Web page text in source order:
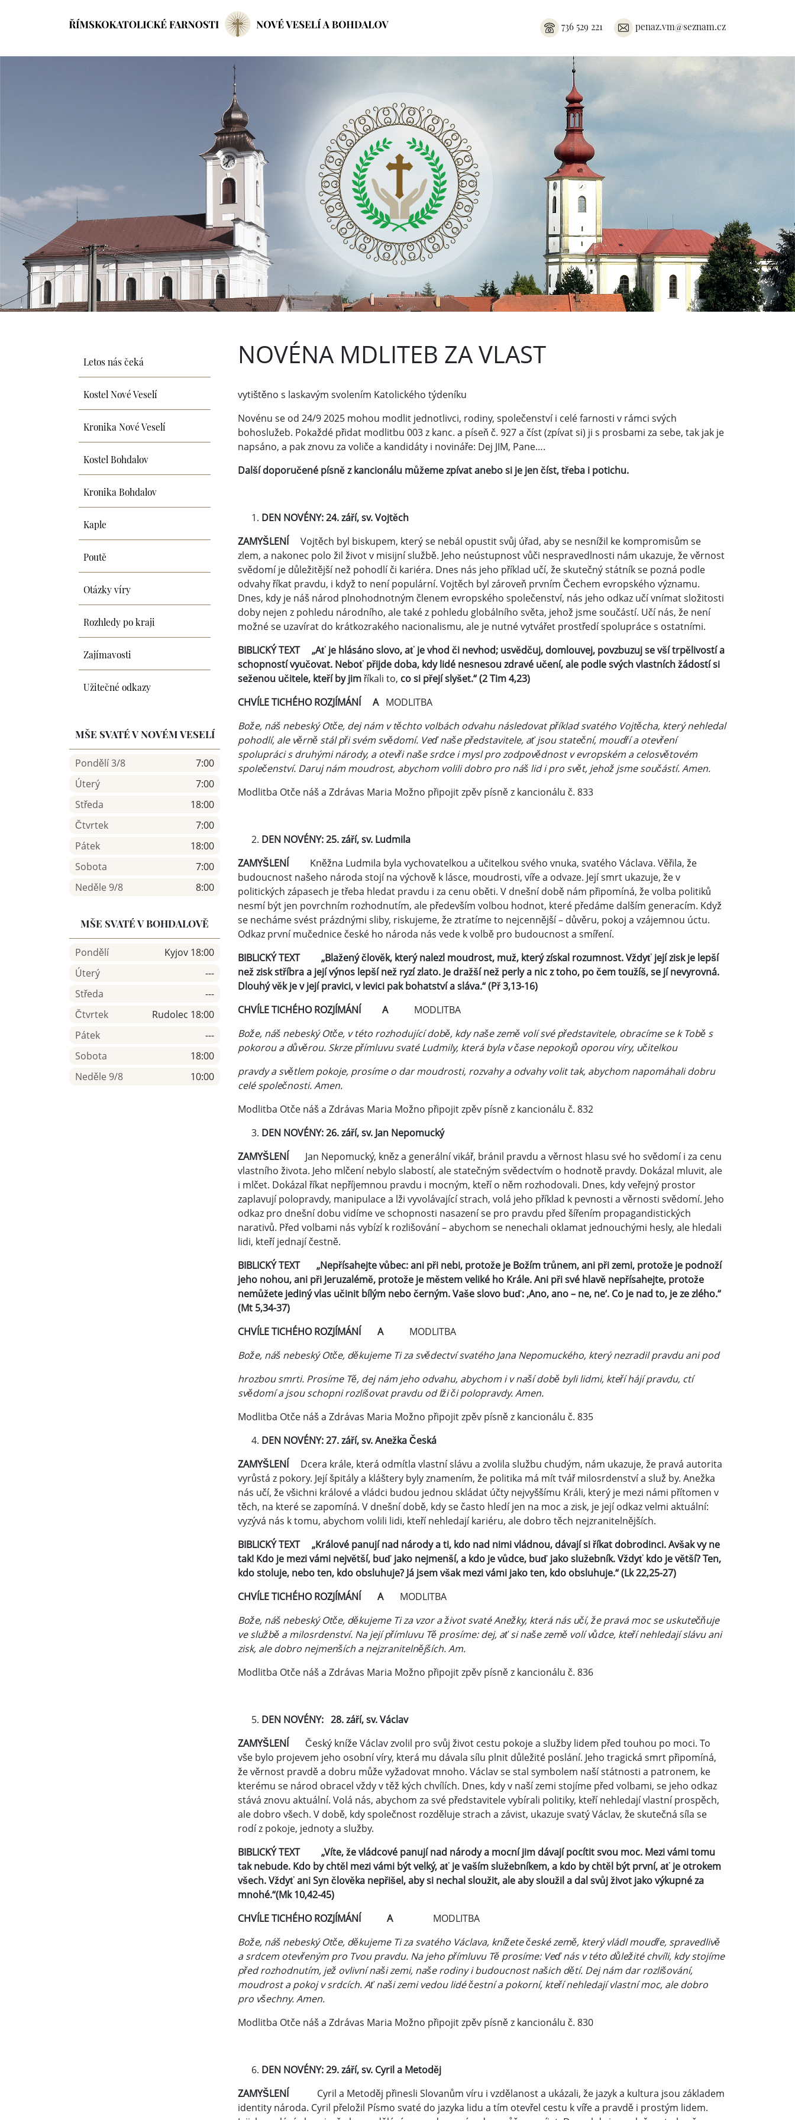
736 529 221 penaz.vm@seznam.cz
Letos nás čeká
Kostel Nové Veselí
Kronika Nové Veselí
Kostel Bohdalov
Kronika Bohdalov
Kaple
Poutě
Otázky víry
Rozhledy po kraji
Zajímavosti
Užitečné odkazy
MŠE SVATÉ V NOVÉM VESELÍ
Pondělí 3/8
7:00
Úterý
7:00
Středa
18:00
Čtvrtek
7:00
Pátek
18:00
Sobota
7:00
Neděle 9/8
8:00
MŠE SVATÉ V BOHDALOVĚ
Pondělí
Kyjov 18:00
Úterý
---
Středa
---
Čtvrtek
Rudolec 18:00
Pátek
---
Sobota
18:00
Neděle 9/8
10:00
NOVÉNA MDLITEB ZA VLAST
vytištěno s laskavým svolením Katolického týdeníku
Novénu se od 24/9 2025 mohou modlit jednotlivci, rodiny, společenství i celé farnosti v rámci svých
bohoslužeb. Pokaždé přidat modlitbu 003 z kanc. a píseň č. 927 a číst (zpívat si) ji s prosbami za sebe, tak jak je
napsáno, a pak znovu za voliče a kandidáty i novináře: Dej JIM, Pane….
Další doporučené písně z kancionálu můžeme zpívat anebo si je jen číst, třeba i potichu.
DEN NOVÉNY: 24. září, sv. Vojtěch
ZAMYŠLENÍ Vojtěch byl biskupem, který se nebál opustit svůj úřad, aby se nesnížil ke kompromisům se
zlem, a nakonec polo žil život v misijní službě. Jeho neústupnost vůči nespravedlnosti nám ukazuje, že věrnost
svědomí je důležitější než pohodlí či kariéra. Dnes nás jeho příklad učí, že skutečný státník se pozná podle
odvahy říkat pravdu, i když to není populární. Vojtěch byl zároveň prvním Čechem evropského významu.
Dnes, kdy je náš národ plnohodnotným členem evropského společenství, nás jeho odkaz učí vnímat složitosti
doby nejen z pohledu národního, ale také z pohledu globálního světa, jehož jsme součástí. Učí nás, že není
možné se uzavírat do krátkozrakého nacionalismu, ale je nutné vytvářet prostředí spolupráce s ostatními.
BIBLICKÝ TEXT „Ať je hlásáno slovo, ať je vhod či nevhod; usvědčuj, domlouvej, povzbuzuj se vší trpělivostí a
schopností vyučovat. Neboť přijde doba, kdy lidé nesnesou zdravé učení, ale podle svých vlastních žádostí si
seženou učitele, kteří by jimříkali to, co si přejí slyšet.“ (2 Tim 4,23)
CHVÍLE TICHÉHO ROZJÍMÁNÍ A MODLITBA
Bože, náš nebeský Otče, dej nám v těchto volbách odvahu následovat příklad svatého Vojtěcha, který nehledal
pohodlí, ale věrně stál při svém svědomí. Veď naše představitele, ať jsou stateční, moudří a otevření
spolupráci s druhými národy, a otevři naše srdce i mysl pro zodpovědnost v evropském a celosvětovém
společenství. Daruj nám moudrost, abychom volili dobro pro náš lid i pro svět, jehož jsme součástí. Amen.
Modlitba Otče náš a Zdrávas Maria Možno připojit zpěv písně z kancionálu č. 833
DEN NOVÉNY: 25. září, sv. Ludmila
ZAMYŠLENÍ Kněžna Ludmila byla vychovatelkou a učitelkou svého vnuka, svatého Václava. Věřila, že
budoucnost našeho národa stojí na výchově k lásce, moudrosti, víře a odvaze. Její smrt ukazuje, že v
politických zápasech je třeba hledat pravdu i za cenu oběti. V dnešní době nám připomíná, že volba politiků
nesmí být jen povrchním rozhodnutím, ale především volbou hodnot, které předáme dalším generacím. Když
se necháme svést prázdnými sliby, riskujeme, že ztratíme to nejcennější – důvěru, pokoj a vzájemnou úctu.
Odkaz první mučednice české ho národa nás vede k volbě pro budoucnost a smíření.
BIBLICKÝ TEXT „Blažený člověk, který nalezl moudrost, muž, který získal rozumnost. Vždyť její zisk je lepší
než zisk stříbra a její výnos lepší než ryzí zlato. Je dražší než perly a nic z toho, po čem toužíš, se jí nevyrovná.
Dlouhý věk je v její pravici, v levici pak bohatství a sláva.“ (Př 3,13-16)
CHVÍLE TICHÉHO ROZJÍMÁNÍ A MODLITBA
Bože, náš nebeský Otče, v této rozhodující době, kdy naše země volí své představitele, obracíme se k Tobě s
pokorou a důvěrou. Skrze přímluvu svaté Ludmily, která byla v čase nepokojů oporou víry, učitelkou
pravdy a světlem pokoje, prosíme o dar moudrosti, rozvahy a odvahy volit tak, abychom napomáhali dobru
celé společnosti. Amen.
Modlitba Otče náš a Zdrávas Maria Možno připojit zpěv písně z kancionálu č. 832
DEN NOVÉNY: 26. září, sv. Jan Nepomucký
ZAMYŠLENÍ Jan Nepomucký, kněz a generální vikář, bránil pravdu a věrnost hlasu své ho svědomí i za cenu
vlastního života. Jeho mlčení nebylo slabostí, ale statečným svědectvím o hodnotě pravdy. Dokázal mluvit, ale
i mlčet. Dokázal říkat nepříjemnou pravdu i mocným, kteří o něm rozhodovali. Dnes, kdy veřejný prostor
zaplavují polopravdy, manipulace a lži vyvolávající strach, volá jeho příklad k pevnosti a věrnosti svědomí. Jeho
odkaz pro dnešní dobu vidíme ve schopnosti nasazení se pro pravdu před šířením propagandistických
narativů. Před volbami nás vybízí k rozlišování – abychom se nenechali oklamat jednouchými hesly, ale hledali
lidi, kteří jednají čestně.
BIBLICKÝ TEXT „Nepřísahejte vůbec: ani při nebi, protože je Božím trůnem, ani při zemi, protože je podnoží
jeho nohou, ani při Jeruzalémě, protože je městem veliké ho Krále. Ani při své hlavě nepřísahejte, protože
nemůžete jediný vlas učinit bílým nebo černým. Vaše slovo buď: ‚Ano, ano – ne, ne‘. Co je nad to, je ze zlého.“
(Mt 5,34-37)
CHVÍLE TICHÉHO ROZJÍMÁNÍ A MODLITBA
Bože, náš nebeský Otče, děkujeme Ti za svědectví svatého Jana Nepomuckého, který nezradil pravdu ani pod
hrozbou smrti. Prosíme Tě, dej nám jeho odvahu, abychom i v naší době byli lidmi, kteří hájí pravdu, ctí
svědomí a jsou schopni rozlišovat pravdu od lži či polopravdy. Amen.
Modlitba Otče náš a Zdrávas Maria Možno připojit zpěv písně z kancionálu č. 835
DEN NOVÉNY: 27. září, sv. Anežka Česká
ZAMYŠLENÍ Dcera krále, která odmítla vlastní slávu a zvolila službu chudým, nám ukazuje, že pravá autorita
vyrůstá z pokory. Její špitály a kláštery byly znamením, že politika má mít tvář milosrdenství a služ by. Anežka
nás učí, že všichni králové a vládci budou jednou skládat účty nejvyššímu Králi, který je mezi námi přítomen v
těch, na které se zapomíná. V dnešní době, kdy se často hledí jen na moc a zisk, je její odkaz velmi aktuální:
vyzývá nás k tomu, abychom volili lidi, kteří nehledají kariéru, ale dobro těch nejzranitelnějších.
BIBLICKÝ TEXT „Králové panují nad národy a ti, kdo nad nimi vládnou, dávají si říkat dobrodinci. Avšak vy ne
tak! Kdo je mezi vámi největší, buď jako nejmenší, a kdo je vůdce, buď jako služebník. Vždyť kdo je větší? Ten,
kdo stoluje, nebo ten, kdo obsluhuje? Já jsem však mezi vámi jako ten, kdo obsluhuje.“ (Lk 22,25-27)
CHVÍLE TICHÉHO ROZJÍMÁNÍ A MODLITBA
Bože, náš nebeský Otče, děkujeme Ti za vzor a život svaté Anežky, která nás učí, že pravá moc se uskutečňuje
ve službě a milosrdenství. Na její přímluvu Tě prosíme: dej, ať si naše země volí vůdce, kteří nehledají slávu ani
zisk, ale dobro nejmenších a nejzranitelnějších. Am.
Modlitba Otče náš a Zdrávas Maria Možno připojit zpěv písně z kancionálu č. 836
DEN NOVÉNY: 28. září, sv. Václav
ZAMYŠLENÍ Český kníže Václav zvolil pro svůj život cestu pokoje a služby lidem před touhou po moci. To
vše bylo projevem jeho osobní víry, která mu dávala sílu plnit důležité poslání. Jeho tragická smrt připomíná,
že věrnost pravdě a dobru může vyžadovat mnoho. Václav se stal symbolem naší státnosti a patronem, ke
kterému se národ obracel vždy v těž kých chvílích. Dnes, kdy v naší zemi stojíme před volbami, se jeho odkaz
stává znovu aktuální. Volá nás, abychom za své představitele vybírali politiky, kteří nehledají vlastní prospěch,
ale dobro všech. V době, kdy společnost rozděluje strach a závist, ukazuje svatý Václav, že skutečná síla se
rodí z pokoje, jednoty a služby.
BIBLICKÝ TEXT „Víte, že vládcové panují nad národy a mocní jim dávají pocítit svou moc. Mezi vámi tomu
tak nebude. Kdo by chtěl mezi vámi být velký, ať je vaším služebníkem, a kdo by chtěl být první, ať je otrokem
všech. Vždyť ani Syn člověka nepřišel, aby si nechal sloužit, ale aby sloužil a dal svůj život jako výkupné za
mnohé.“(Mk 10,42-45)
CHVÍLE TICHÉHO ROZJÍMÁNÍ A MODLITBA
Bože, náš nebeský Otče, děkujeme Ti za svatého Václava, knížete české země, který vládl moudře, spravedlivě
a srdcem otevřeným pro Tvou pravdu. Na jeho přímluvu Tě prosíme: Veď nás v této důležité chvíli, kdy stojíme
před rozhodnutím, jež ovlivní naši zemi, naše rodiny i budoucnost našich dětí. Dej nám dar rozlišování,
moudrost a pokoj v srdcích. Ať naši zemi vedou lidé čestní a pokorní, kteří nehledají vlastní moc, ale dobro
pro všechny. Amen.
Modlitba Otče náš a Zdrávas Maria Možno připojit zpěv písně z kancionálu č. 830
DEN NOVÉNY: 29. září, sv. Cyril a Metoděj
ZAMYŠLENÍ Cyril a Metoděj přinesli Slovanům víru i vzdělanost a ukázali, že jazyk a kultura jsou základem
identity národa. Cyril přeložil Písmo svaté do jazyka lidu a tím otevřel cestu k víře a pravdě i prostým lidem.